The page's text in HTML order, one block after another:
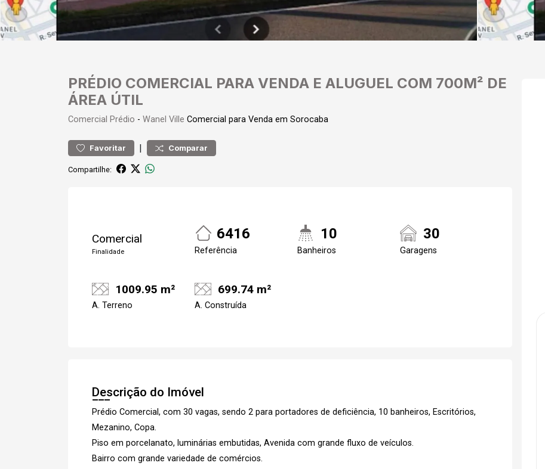
PRÉDIO COMERCIAL PARA VENDA E ALUGUEL COM 700M² DE
ÁREA ÚTIL
Comercial Prédio - Wanel Ville Comercial para Venda em Sorocaba
Favoritar | Comparar
Compartilhe:
Comercial
Finalidade
6416
Referência
10
Banheiros
30
Garagens
1009.95 m²
A. Terreno
699.74 m²
A. Construída
Descrição do Imóvel
Prédio Comercial, com 30 vagas, sendo 2 para portadores de deficiência, 10 banheiros, Escritórios,
Mezanino, Copa.
Piso em porcelanato, luminárias embutidas, Avenida com grande fluxo de veículos.
Bairro com grande variedade de comércios.